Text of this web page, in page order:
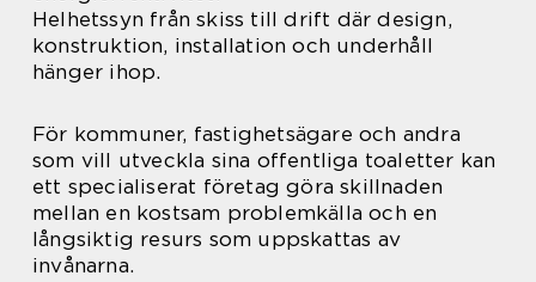
Helhetssyn från skiss till drift där design,
konstruktion, installation och underhåll
hänger ihop.
För kommuner, fastighetsägare och andra
som vill utveckla sina offentliga toaletter kan
ett specialiserat företag göra skillnaden
mellan en kostsam problemkälla och en
långsiktig resurs som uppskattas av
invånarna.